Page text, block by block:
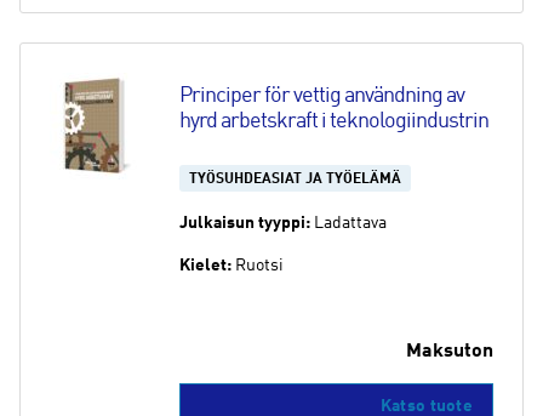
Principer för vettig användning av
hyrd arbetskraft i teknologiindustrin
TYÖSUHDEASIAT JA TYÖELÄMÄ
Julkaisun tyyppi: Ladattava
Kielet: Ruotsi
Maksuton
Katso tuote